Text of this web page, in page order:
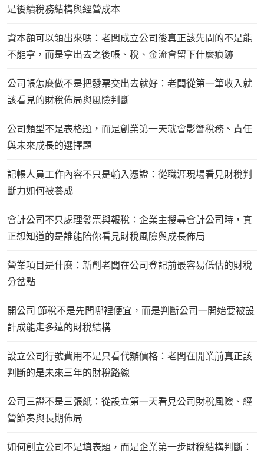
是後續稅務結構與經營成本
資本額可以領出來嗎：老闆成立公司後真正該先問的不是能
不能拿，而是拿出去之後帳、稅、金流會留下什麼痕跡
公司帳怎麼做不是把發票交出去就好：老闆從第一筆收入就
該看見的財稅佈局與風險判斷
公司類型不是表格題，而是創業第一天就會影響稅務、責任
與未來成長的選擇題
記帳人員工作內容不只是輸入憑證：從職涯現場看見財稅判
斷力如何被養成
會計公司不只處理發票與報稅：企業主搜尋會計公司時，真
正想知道的是誰能陪你看見財稅風險與成長佈局
營業項目是什麼：新創老闆在公司登記前最容易低估的財稅
分岔點
開公司 節稅不是先問哪裡便宜，而是判斷公司一開始要被設
計成能走多遠的財稅結構
設立公司行號費用不是只看代辦價格：老闆在開業前真正該
判斷的是未來三年的財稅路線
公司三證不是三張紙：從設立第一天看見公司財稅風險、經
營節奏與長期佈局
如何創立公司不是填表題，而是企業第一步財稅結構判斷：